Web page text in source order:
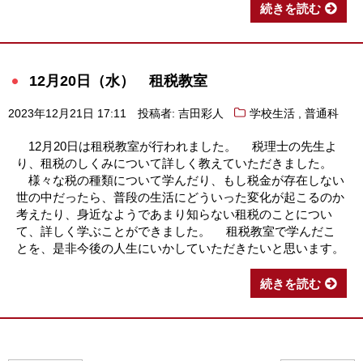
続きを読む
12月20日（水） 租税教室
2023年12月21日 17:11 投稿者: 吉田彩人 学校生活 ,普通科
12月20日は租税教室が行われました。 税理士の先生よ
り、租税のしくみについて詳しく教えていただきました。
様々な税の種類について学んだり、もし税金が存在しない
世の中だったら、普段の生活にどういった変化が起こるのか
考えたり、身近なようであまり知らない租税のことについ
て、詳しく学ぶことができました。 租税教室で学んだこ
とを、是非今後の人生にいかしていただきたいと思います。
続きを読む